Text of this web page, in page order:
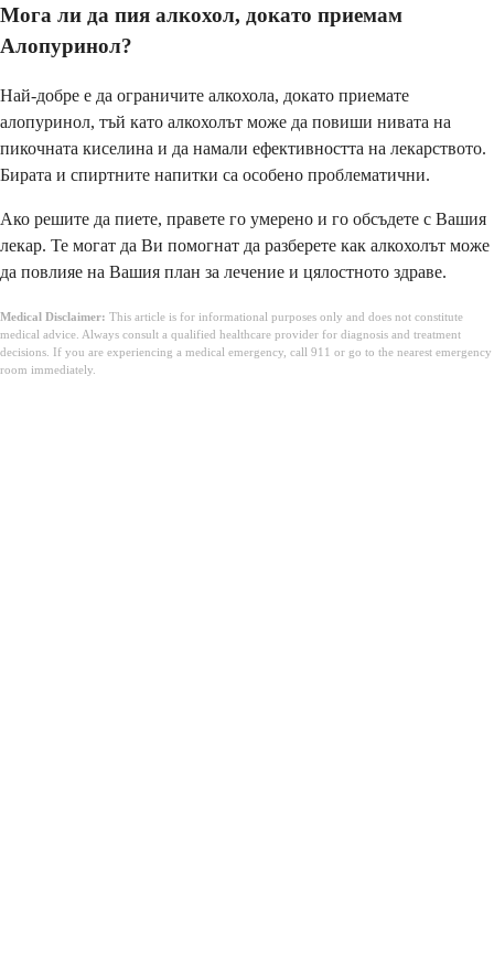
Мога ли да пия алкохол, докато приемам
Алопуринол?
Най-добре е да ограничите алкохола, докато приемате
алопуринол, тъй като алкохолът може да повиши нивата на
пикочната киселина и да намали ефективността на лекарството.
Бирата и спиртните напитки са особено проблематични.
Ако решите да пиете, правете го умерено и го обсъдете с Вашия
лекар. Те могат да Ви помогнат да разберете как алкохолът може
да повлияе на Вашия план за лечение и цялостното здраве.
Medical Disclaimer: This article is for informational purposes only and does not constitute
medical advice. Always consult a qualified healthcare provider for diagnosis and treatment
decisions. If you are experiencing a medical emergency, call 911 or go to the nearest emergency
room immediately.